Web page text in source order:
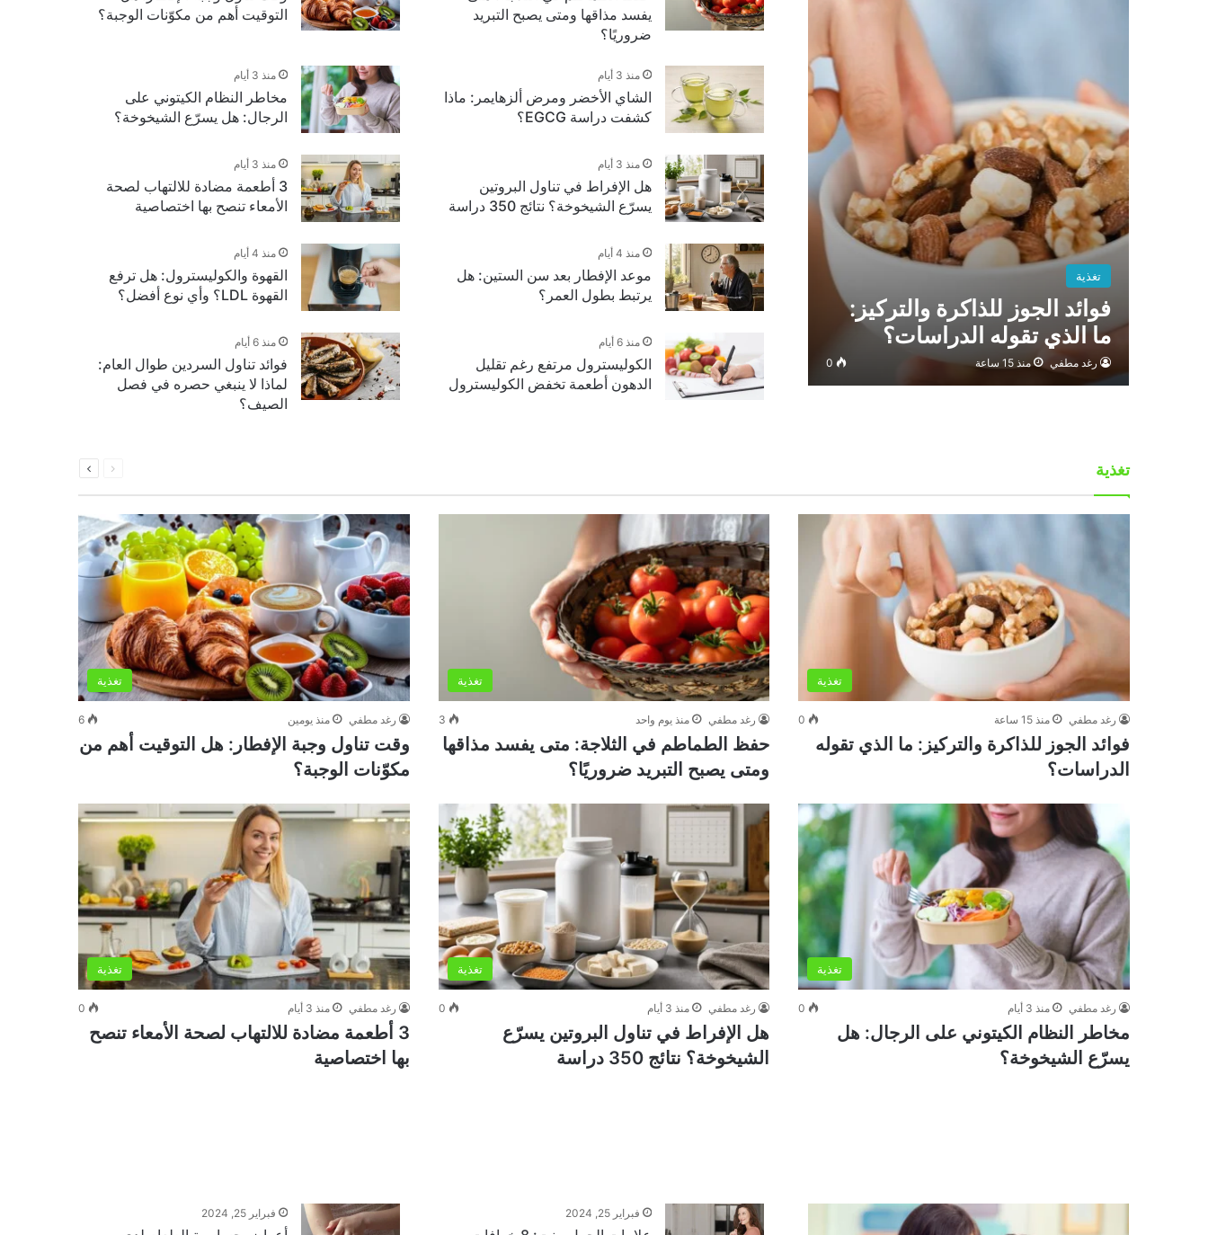
تغذية
فوائد الجوز للذاكرة والتركيز:
ما الذي تقوله الدراسات؟
رغد مطفي منذ 15 ساعة 0
يفسد مذاقها ومتى يصبح التبريد
ضروريًا؟
التوقيت أهم من مكوّنات الوجبة؟
منذ 3 أيام
الشاي الأخضر ومرض ألزهايمر: ماذا
كشفت دراسة EGCG؟
منذ 3 أيام
مخاطر النظام الكيتوني على
الرجال: هل يسرّع الشيخوخة؟
منذ 3 أيام
هل الإفراط في تناول البروتين
يسرّع الشيخوخة؟ نتائج 350 دراسة
منذ 3 أيام
3 أطعمة مضادة للالتهاب لصحة
الأمعاء تنصح بها اختصاصية
منذ 4 أيام
موعد الإفطار بعد سن الستين: هل
يرتبط بطول العمر؟
منذ 4 أيام
القهوة والكوليسترول: هل ترفع
القهوة LDL؟ وأي نوع أفضل؟
منذ 6 أيام
الكوليسترول مرتفع رغم تقليل
الدهون أطعمة تخفض الكوليسترول
منذ 6 أيام
فوائد تناول السردين طوال العام:
لماذا لا ينبغي حصره في فصل
الصيف؟
تغذية الصفحةالصفحة
تغذية
رغد مطفي منذ 15 ساعة 0
فوائد الجوز للذاكرة والتركيز: ما الذي تقوله
الدراسات؟
تغذية
رغد مطفي منذ يوم واحد 3
حفظ الطماطم في الثلاجة: متى يفسد مذاقها
ومتى يصبح التبريد ضروريًا؟
تغذية
رغد مطفي منذ يومين 6
وقت تناول وجبة الإفطار: هل التوقيت أهم من
مكوّنات الوجبة؟
تغذية
رغد مطفي منذ 3 أيام 0
مخاطر النظام الكيتوني على الرجال: هل
يسرّع الشيخوخة؟
تغذية
رغد مطفي منذ 3 أيام 0
هل الإفراط في تناول البروتين يسرّع
الشيخوخة؟ نتائج 350 دراسة
تغذية
رغد مطفي منذ 3 أيام 0
3 أطعمة مضادة للالتهاب لصحة الأمعاء تنصح
بها اختصاصية
فبراير 25, 2024 فبراير 25, 2024